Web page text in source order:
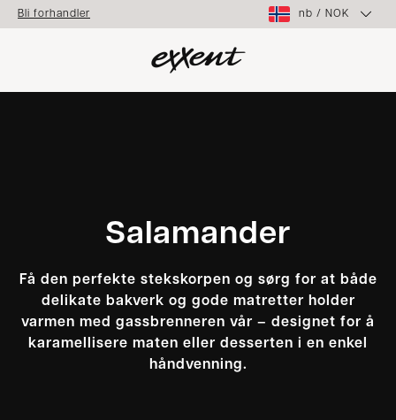
Bli forhandler nb / NOK
Salamander
Få den perfekte stekskorpen og sørg for at både
delikate bakverk og gode matretter holder
varmen med gassbrenneren vår – designet for å
karamellisere maten eller desserten i en enkel
håndvenning.